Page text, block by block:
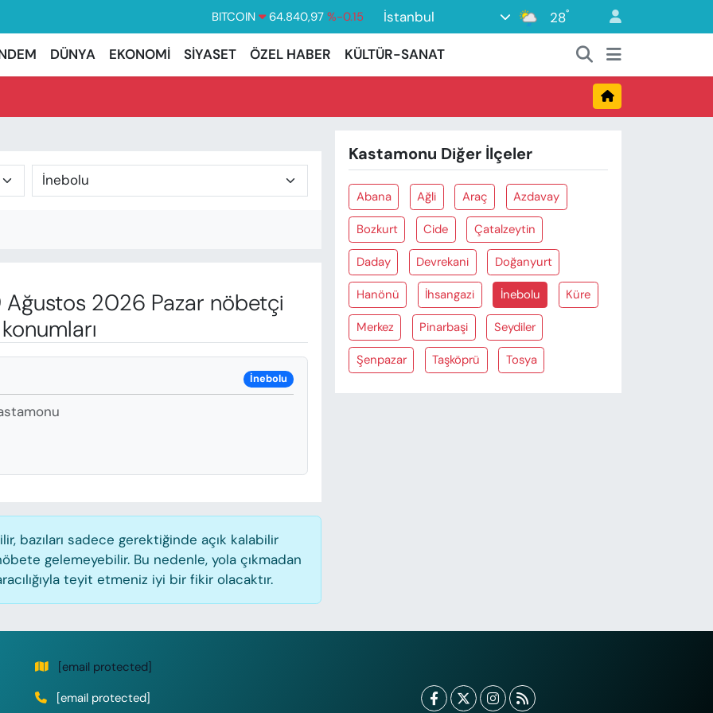
BITCOIN 64.840,97 %-0.15
DOLAR
47,7436
%0.18
EURO
55,2510 %0.32
%-14
İstanbul 28°
DÜNYA EKONOMİ SİYASET ÖZEL HABER KÜLTÜR-SANAT
2026 Pazar nöbetçi
İnebolu
bazıları sadece gerektiğinde açık kalabilir
gelemeyebilir. Bu nedenle, yola çıkmadan
teyit etmeniz iyi bir fikir olacaktır.
Kastamonu Diğer İlçeler
Abana Ağli Araç Azdavay
Bozkurt Cide Çatalzeytin
Daday Devrekani Doğanyurt
Hanönü İhsangazi İnebolu Küre
Merkez Pinarbaşi Seydiler
Şenpazar Taşköprü Tosya
[email protected]
[email protected]